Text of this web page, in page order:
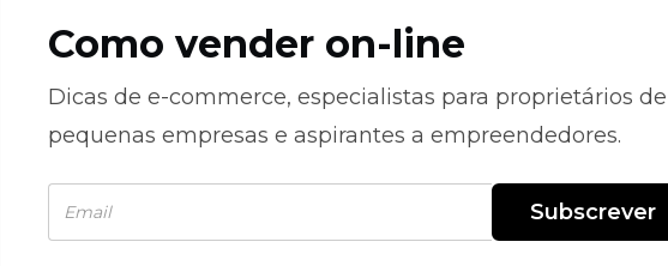
Como vender on-line
Dicas de e-commerce, especialistas para proprietários de
pequenas empresas e aspirantes a empreendedores.
Subscrever